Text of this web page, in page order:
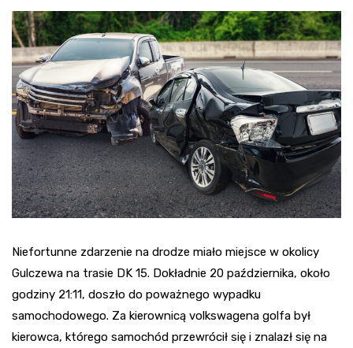
Niefortunne zdarzenie na drodze miało miejsce w okolicy
Gulczewa na trasie DK 15. Dokładnie 20 października, około
godziny 21:11, doszło do poważnego wypadku
samochodowego. Za kierownicą volkswagena golfa był
kierowca, którego samochód przewrócił się i znalazł się na